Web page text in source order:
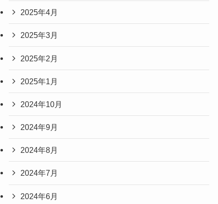
2025年4月
2025年3月
2025年2月
2025年1月
2024年10月
2024年9月
2024年8月
2024年7月
2024年6月